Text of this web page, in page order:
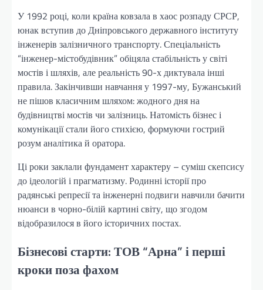
У 1992 році, коли країна ковзала в хаос розпаду СРСР,
юнак вступив до Дніпровського державного інституту
інженерів залізничного транспорту. Спеціальність
“інженер-містобудівник” обіцяла стабільність у світі
мостів і шляхів, але реальність 90-х диктувала інші
правила. Закінчивши навчання у 1997-му, Бужанський
не пішов класичним шляхом: жодного дня на
будівництві мостів чи залізниць. Натомість бізнес і
комунікації стали його стихією, формуючи гострий
розум аналітика й оратора.
Ці роки заклали фундамент характеру – суміш скепсису
до ідеологій і прагматизму. Родинні історії про
радянські репресії та інженерні подвиги навчили бачити
нюанси в чорно-білій картині світу, що згодом
відобразилося в його історичних постах.
Бізнесові старти: ТОВ “Арна” і перші
кроки поза фахом